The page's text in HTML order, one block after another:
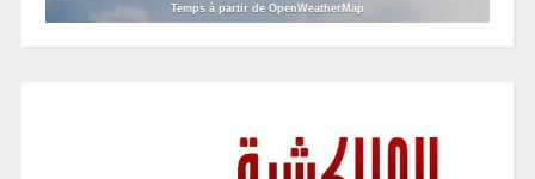
Temps à partir de OpenWeatherMap